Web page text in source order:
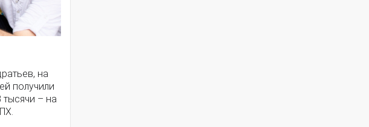
на
получили
– на